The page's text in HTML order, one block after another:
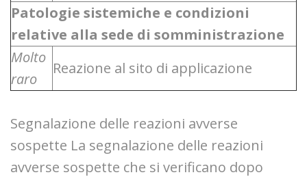
Patologie sistemiche e condizioni
relative alla sede di somministrazione
Molto
raro
Reazione al sito di applicazione
Segnalazione delle reazioni avverse
sospette La segnalazione delle reazioni
avverse sospette che si verificano dopo